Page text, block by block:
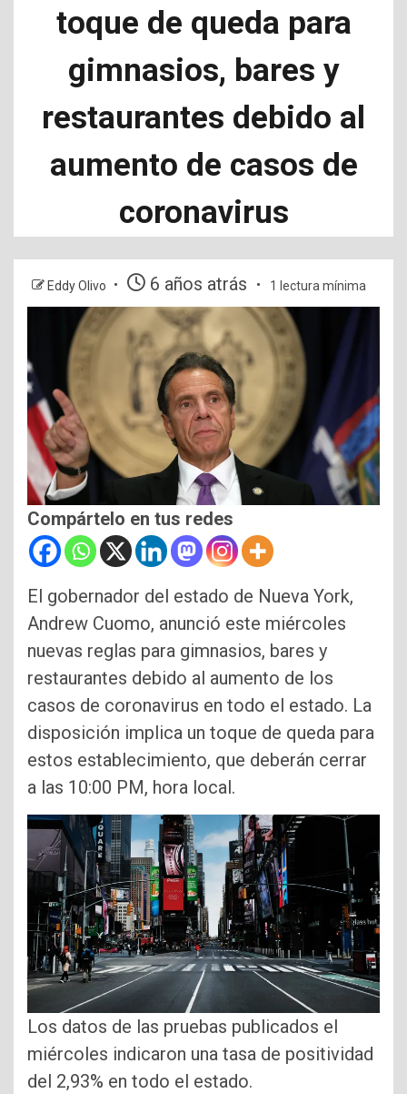
toque de queda para
gimnasios, bares y
restaurantes debido al
aumento de casos de
coronavirus
Eddy Olivo 6 años atrás 1 lectura mínima
Compártelo en tus redes
El gobernador del estado de Nueva York,
Andrew Cuomo, anunció este miércoles
nuevas reglas para gimnasios, bares y
restaurantes debido al aumento de los
casos de coronavirus en todo el estado. La
disposición implica un toque de queda para
estos establecimiento, que deberán cerrar
a las 10:00 PM, hora local.
Los datos de las pruebas publicados el
miércoles indicaron una tasa de positividad
del 2,93% en todo el estado.